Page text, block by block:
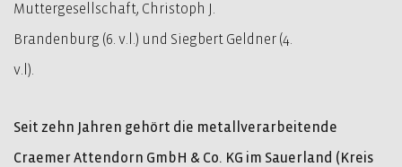
Muttergesellschaft, Christoph J.
Brandenburg (6. v.l.) und Siegbert Geldner (4.
v.l).
Seit zehn Jahren gehört die metallverarbeitende
Craemer Attendorn GmbH & Co. KG im Sauerland (Kreis